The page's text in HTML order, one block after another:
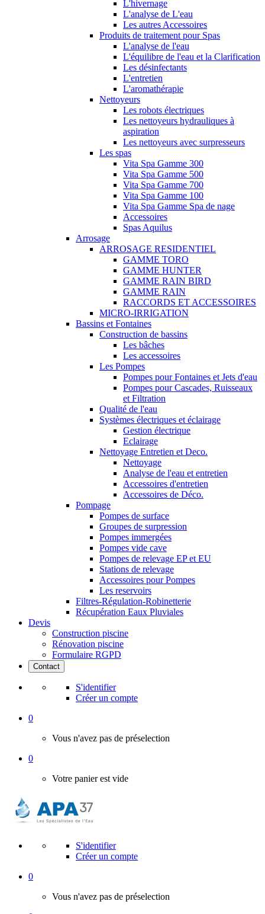
L'hivernage
L'analyse de L'eau
Les autres Accessoires
Produits de traitement pour Spas
L'analyse de l'eau
L'équilibre de l'eau et la Clarification
Les désinfectants
L'entretien
L'aromathérapie
Nettoyeurs
Les robots électriques
Les nettoyeurs hydrauliques à
aspiration
Les nettoyeurs avec surpresseurs
Les spas
Vita Spa Gamme 300
Vita Spa Gamme 500
Vita Spa Gamme 700
Vita Spa Gamme 100
Vita Spa Gamme Spa de nage
Accessoires
Spas Aquilus
Arrosage
ARROSAGE RESIDENTIEL
GAMME TORO
GAMME HUNTER
GAMME RAIN BIRD
GAMME RAIN
RACCORDS ET ACCESSOIRES
MICRO-IRRIGATION
Bassins et Fontaines
Construction de bassins
Les bâches
Les accessoires
Les Pompes
Pompes pour Fontaines et Jets d'eau
Pompes pour Cascades, Ruisseaux
et Filtration
Qualité de l'eau
Systèmes électriques et éclairage
Gestion électrique
Eclairage
Nettoyage Entretien et Deco.
Nettoyage
Analyse de l'eau et entretien
Accessoires d'entretien
Accessoires de Déco.
Pompage
Pompes de surface
Groupes de surpression
Pompes immergées
Pompes vide cave
Pompes de relevage EP et EU
Stations de relevage
Accessoires pour Pompes
Les reservoirs
Filtres-Régulation-Robinetterie
Récupération Eaux Pluviales
Devis
Construction piscine
Rénovation piscine
Formulaire RGPD
Contact
S'identifier
Créer un compte
0
Vous n'avez pas de préselection
0
Votre panier est vide
S'identifier
Créer un compte
0
Vous n'avez pas de préselection